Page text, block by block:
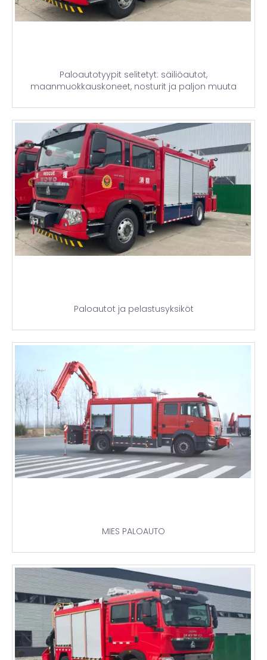
Paloautotyypit selitetyt: säiliöautot,
maanmuokkauskoneet, nosturit ja paljon muuta
Paloautot ja pelastusyksiköt
MIES PALOAUTO